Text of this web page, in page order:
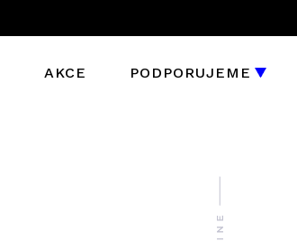
AKCE PODPORUJEME